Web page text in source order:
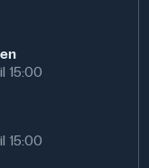
15:00
15:00